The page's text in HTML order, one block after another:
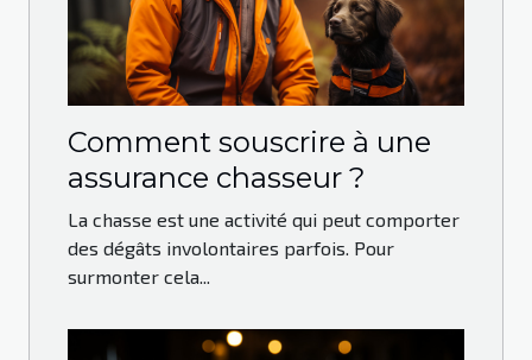
Comment souscrire à une
assurance chasseur ?
La chasse est une activité qui peut comporter
des dégâts involontaires parfois. Pour
surmonter cela...